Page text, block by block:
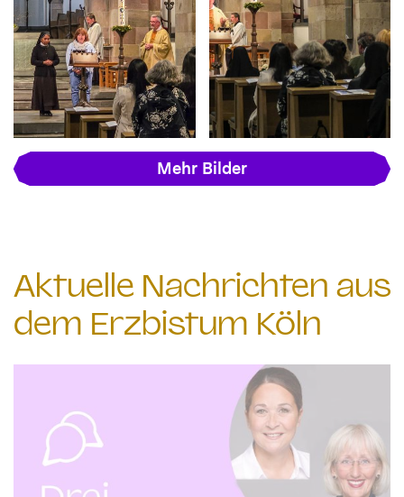
Mehr Bilder
Aktuelle Nachrichten aus
dem Erzbistum Köln